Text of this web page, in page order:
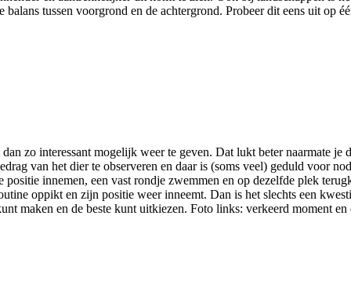
tussen voorgrond en de achtergrond. Probeer dit eens uit op
zo interessant mogelijk weer te geven. Dat lukt beter naarmate
van het dier te observeren en daar is (soms veel) geduld voor
positie innemen, een vast rondje zwemmen en op dezelfde plek
oppikt en zijn positie weer inneemt. Dan is het slechts een
maken en de beste kunt uitkiezen. Foto links: verkeerd moment